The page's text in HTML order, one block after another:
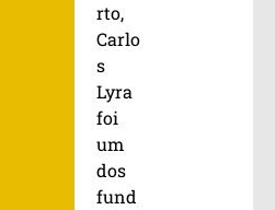
rto,
Carlo
s
Lyra
foi
um
dos
fund